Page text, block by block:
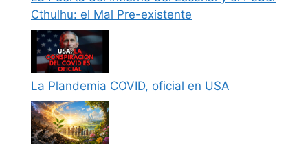
Cthulhu: el Mal Pre-existente
La Plandemia COVID, oficial en USA